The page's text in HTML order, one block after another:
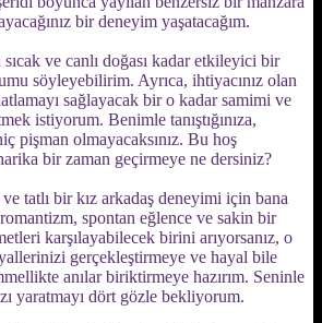
bir deneyim yaşatacağım.
ve canlı doğası kadar etkileyici bir
söyleyebilirim. Ayrıca, ihtiyacınız olan
sağlayacak bir o kadar samimi ve
istiyorum. Benimle tanıştığınıza,
pişman olmayacaksınız. Bu hoş
bir zaman geçirmeye ne dersiniz?
tatlı bir kız arkadaş deneyimi için bana
spontan eğlence ve sakin bir
karşılayabilecek birini arıyorsanız, o
gerçekleştirmeye ve hayal bile
anılar biriktirmeye hazırım. Seninle
yaratmayı dört gözle bekliyorum.